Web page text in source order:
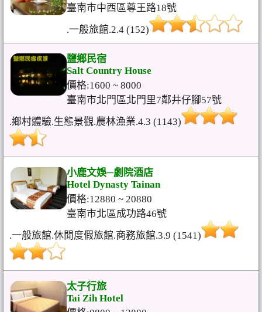
臺南市中西區尊王路18號
.一般旅館.2.4 (152)
鹽鄉民宿
Salt Country House
價格:1600 ~ 8000
臺南市北門區北門里7鄰井仔腳57號
.鄉村體驗.生態景觀.農林漁業.4.3 (1143)
小鹿文娛─劇院酒店
Hotel Dynasty Tainan
價格:12880 ~ 20880
臺南市北區成功路46號
.一般旅館.休閒度假旅館.商務旅館.3.9 (1541)
太子行旅
Tai Zih Hotel